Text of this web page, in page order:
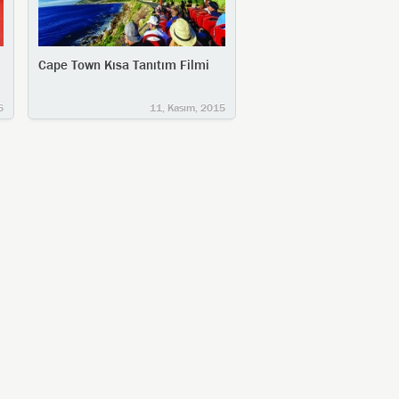
Cape Town Kısa Tanıtım Filmi
11, Kasım, 2015